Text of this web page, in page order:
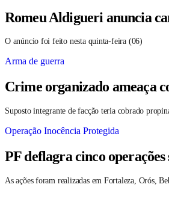
Romeu Aldigueri anuncia
O anúncio foi feito nesta quinta-feira (06)
Arma de guerra
Crime organizado ameaça
Suposto integrante de facção teria cobrado
Operação Inocência Protegida
PF deflagra cinco
As ações foram realizadas em Fortaleza, Orós,